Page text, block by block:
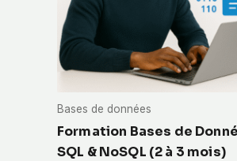
Bases de données
Formation Bases de
SQL & NoSQL (2 à 3 mois)